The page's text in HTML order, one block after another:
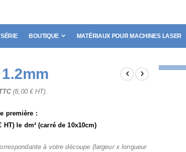
BOUTIQUE MATÉRIAUX POUR MACHINES LASER
(8,00 €HT).
première :
HT) le dm² (carré de 10x10cm)
à votre découpe (largeur x longueur